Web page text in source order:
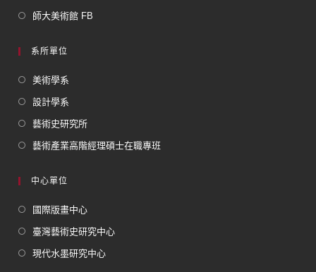
師大美術館 FB
系所單位
美術學系
設計學系
藝術史研究所
藝術產業高階經理碩士在職專班
中心單位
國際版畫中心
臺灣藝術史研究中心
現代水墨研究中心